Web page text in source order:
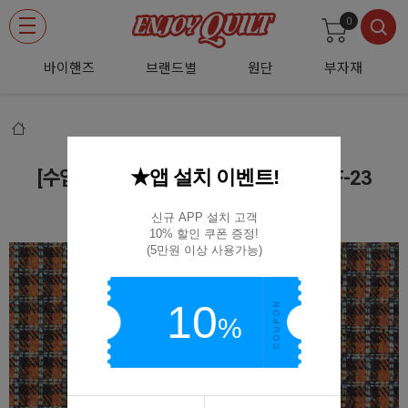
바이핸즈 브랜드별 원단 부자재
0
[수입원단] 대폭 빈티지 체크 울 원단 - CF-23
CF-23
★앱 설치 이벤트!
신규 APP 설치 고객
10% 할인 쿠폰 증정!
(5만원 이상 사용가능)
10%